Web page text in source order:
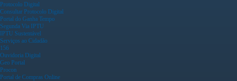
Protocolo Digital
Consultar Protocolo Digital
Portal do Ganha Tempo
Segunda Via IPTU
IPTU Sustentável
Serviços ao Cidadão
156
Ouvidoria Digital
Geo Portal
Procon
Portal de Compras Online